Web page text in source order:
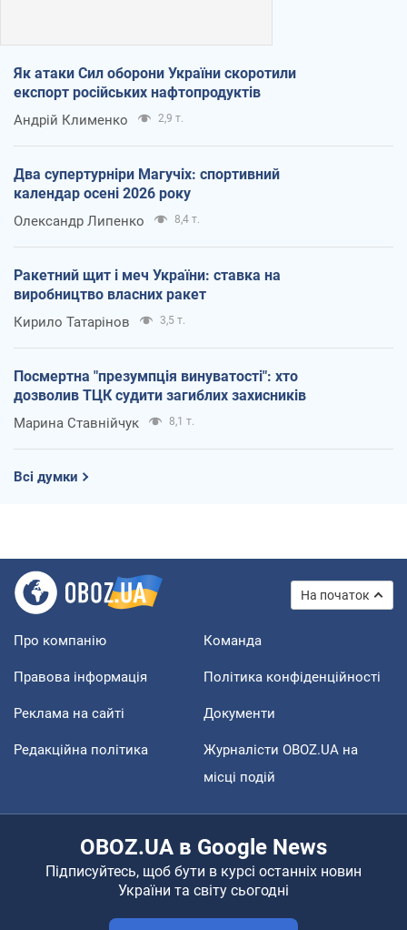
Як атаки Сил оборони України скоротили
експорт російських нафтопродуктів
Андрій Клименко 2,9 т.
Два супертурніри Магучіх: спортивний
календар осені 2026 року
Олександр Липенко 8,4 т.
Ракетний щит і меч України: ставка на
виробництво власних ракет
Кирило Татарінов 3,5 т.
Посмертна "презумпція винуватості": хто
дозволив ТЦК судити загиблих захисників
Марина Ставнійчук 8,1 т.
Всі думки
На початок
Про компанію Команда
Правова інформація Політика конфіденційності
Реклама на сайті Документи
Редакційна політика
Журналісти OBOZ.UA на
місці подій
OBOZ.UA в Google News
Підписуйтесь, щоб бути в курсі останніх новин
України та світу сьогодні